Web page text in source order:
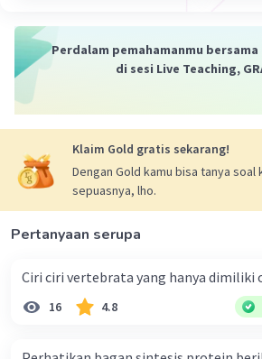
Perdalam pemahamanmu
di sesi Live Teaching,
Klaim Gold gratis sekarang!
Dengan Gold kamu bisa tanya soal
sepuasnya, lho.
Pertanyaan serupa
Ciri ciri vertebrata yang hanya dimiliki
16 4.8